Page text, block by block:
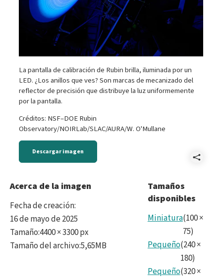
La pantalla de calibración de Rubin brilla, iluminada por un
LED. ¿Los anillos que ves? Son marcas de mecanizado del
reflector de precisión que distribuye la luz uniformemente
por la pantalla.
Créditos: NSF–DOE Rubin
Observatory/NOIRLab/SLAC/AURA/W. O'Mullane
Descargar imagen
Acerca de la imagen
Fecha de creación:
16 de mayo de 2025
Tamaño:4400 × 3300 px
Tamaño del archivo:5,65MB
Tamaños
disponibles
Miniatura(100×
75)
Pequeño(240×
180)
Pequeño(320×